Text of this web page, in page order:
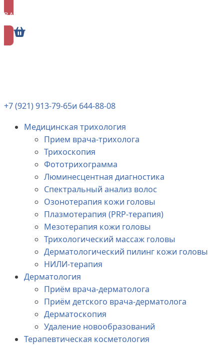
ЗАПИСАТЬСЯ
+7 (921) 913-79-65и 644-88-08
Медицинская трихология
Прием врача-трихолога
Трихоскопия
Фототрихограмма
Люминесцентная диагностика
Спектральный анализ волос
Озонотерапия кожи головы
Плазмотерапия (PRP-терапия)
Мезотерапия кожи головы
Трихологический массаж головы
Дерматологический пилинг кожи головы
НИЛИ-терапия
Дерматология
Приём врача-дерматолога
Приём детского врача-дерматолога
Дерматоскопия
Удаление новообразований
Терапевтическая косметология